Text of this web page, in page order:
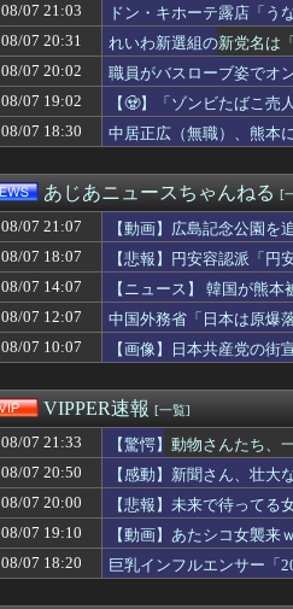
【ウマ娘】タイシンのフィギュアから
【速報】ユニクロの置くだけセルフレ
【ウマ娘】（8月LoH）もしかしてコ
【艦これ】イベントぼちぼち終わらせ
【画像】吉岡里帆さん、本物の役者っ
【シャニマス】人魚姫の世界に迷い込
大園、脱いでいたwwwwwww大変なこ
【ラブライブ！】【画像】波打ち際の
彼氏がまだ26なのに白髪が多いことを
前輪が2輪あるバイクｗｗｗｗｗｗｗｗ
ドリー・ファンク・ジュニア、亡くな
【遊戯王OCGフラゲ】ユーティリティ
【朗報】一番手Vグループさん、スー
【東方】「黙ってれば美人」をこれ以
俺「あー妹が欲しいなー。念じたら生
多田成美アナ、ポロシャツおっぱいか
【画像】佳子さま、ボディラインがHす
【悲報】村上宗隆OPS.895 鈴木誠也
【動画】ショートスリーパー堀さん、
旦那の祖父が亡くなった。私「エプロ
実況「金メダルをとった萩野には俺さ
【悲報】朝から子供の「暇なんだけど
動く仮面ライダー図鑑更新！！仮面ラ
ヤニねこ・みぃちゃん・のあ先輩・も
八百屋 ← これ見たことある？野菜とか
08/07 21:03
ドン・キホーテ露店「
08/07 20:31
れいわ新選組の新党名
08/07 20:02
職員がバスローブ姿でオ
08/07 19:02
【🧟】「ゾンビたばこ
に」
08/07 18:30 中居正広（無職）、熊本
あじあニュースちゃんねる [
08/07 21:07
【動画】広島記念公園
08/07 18:07
【悲報】円安容認派「
08/07 14:07
【ニュース】 韓国が熊
08/07 12:07
中国外務省「日本は原爆
08/07 10:07
【画像】日本共産党の街
VIPPER速報 [一覧]
08/07 21:33
【驚愕】動物さんたち、
08/07 20:50
【感動】新聞さん、壮大
08/07 20:00
【悲報】未来で待って
08/07 19:10
【動画】あたシコ女襲来
08/07 18:20
巨乳インフルエンサー「